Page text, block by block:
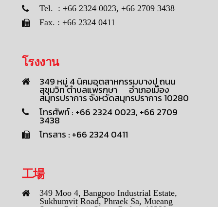
Tel. : +66 2324 0023, +66 2709 3438
Fax. : +66 2324 0411
โรงงาน
349 หมู่ 4 นิคมอุตสาหกรรมบางปู ถนน
สุขุมวิท ตำบลแพรกษา อำเภอเมือง
สมุทรปราการ จังหวัดสมุทรปราการ 10280
โทรศัพท์ : +66 2324 0023, +66 2709
3438
โทรสาร : +66 2324 0411
工場
349 Moo 4, Bangpoo Industrial Estate,
Sukhumvit Road, Phraek Sa, Mueang